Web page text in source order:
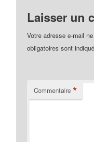
Laisser un
Votre adresse e-mail
obligatoires sont
Commentaire *